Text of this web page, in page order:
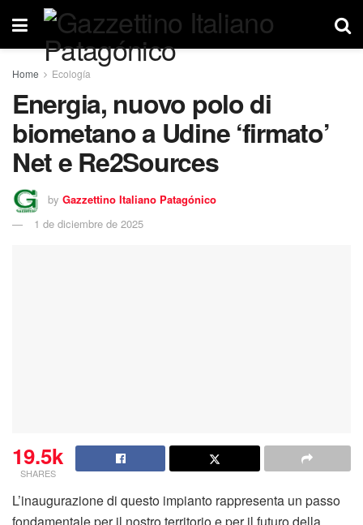
Home Ecología
Energia, nuovo polo di
biometano a Udine ‘firmato’
Net e Re2Sources
by Gazzettino Italiano Patagónico
1 de diciembre de 2025
19.5k
SHARES
L’inaugurazione di questo impianto rappresenta un passo